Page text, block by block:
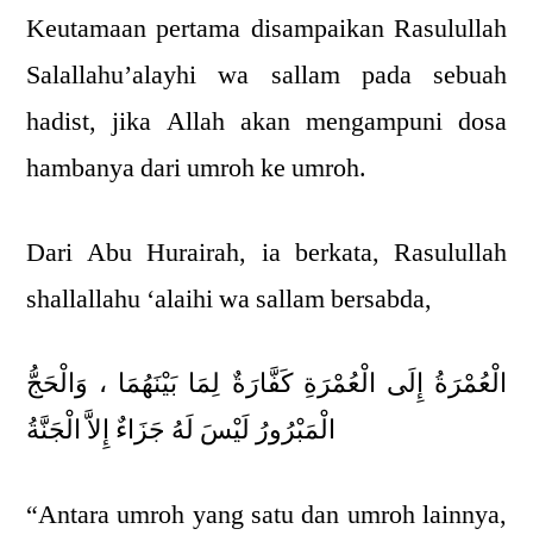
Keutamaan pertama disampaikan Rasulullah
Salallahu’alayhi wa sallam pada sebuah
hadist, jika Allah akan mengampuni dosa
hambanya dari umroh ke umroh.
Dari Abu Hurairah, ia berkata, Rasulullah
shallallahu ‘alaihi wa sallam bersabda,
الْعُمْرَةُ إِلَى الْعُمْرَةِ كَفَّارَةٌ لِمَا بَيْنَهُمَا ، وَالْحَجُّ
الْمَبْرُورُ لَيْسَ لَهُ جَزَاءٌ إِلاَّ الْجَنَّةُ
“Antara umroh yang satu dan umroh lainnya,